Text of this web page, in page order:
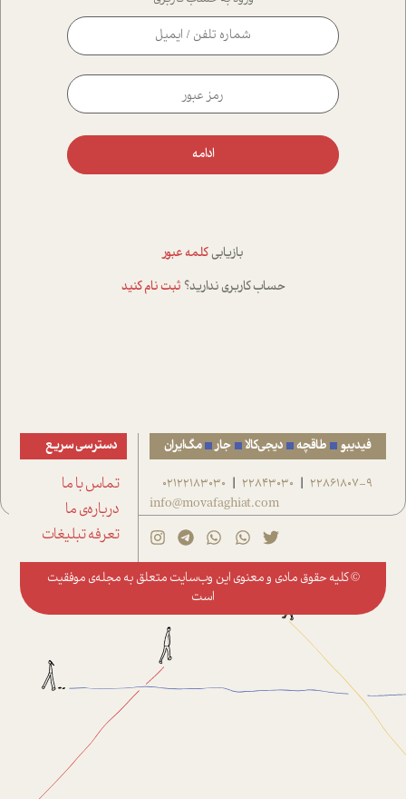
ادامه
بازیابی کلمه عبور
حساب کاربری ندارید؟ ثبت نام کنید
فیدیبو طاقچه دیجی‌کالا جار مگ‌ایران
22861807-9
|
22843030
|
02122183030
info@movafaghiat.com
دسترسی سریع
تماس با ما
درباره‌ی ما
تعرفه تبلیغات
© کلیه حقوق مادی و معنوی این وب‌سایت متعلق به مجله‌ی موفقیت
است